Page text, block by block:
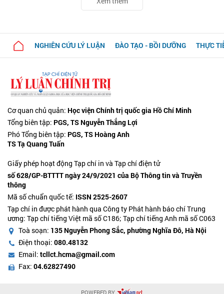
NGHIÊN CỨU LÝ LUẬN ĐÀO TẠO - BỒI DƯỠNG THỰC
Cơ quan chủ quản: Học viện Chính trị quốc gia Hồ Chí Minh
Tổng biên tập: PGS, TS Nguyễn Thắng Lợi
Phó Tổng biên tập: PGS, TS Hoàng Anh
TS Tạ Quang Tuấn
Giấy phép hoạt động Tạp chí in và Tạp chí điện tử
số 628/GP-BTTTT ngày 24/9/2021 của Bộ Thông tin và Truyền
thông
Mã số chuẩn quốc tế: ISSN 2525-2607
Tạp chí in được phát hành qua Công ty Phát hành báo chí Trung
ương: Tạp chí tiếng Việt mã số C186; Tạp chí tiếng Anh mã số C063
Toà soạn: 135 Nguyễn Phong Sắc, phường Nghĩa Đô, Hà Nội
Điện thoại: 080.48132
Email: tcllct.hcma@gmail.com
Fax: 04.62827490
POWERED BY